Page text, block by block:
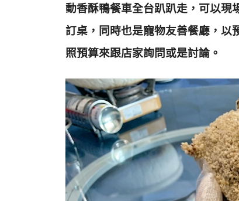
動香酥鴨餐車全台趴趴走，可以現
訂桌，同時也是寵物友善餐廳，以
照預算來跟店家詢問或是討論 。